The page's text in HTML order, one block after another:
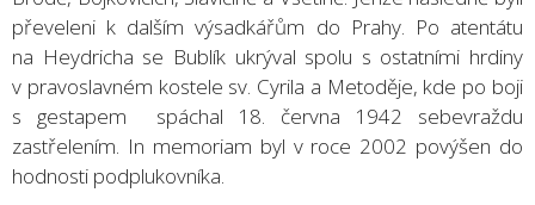
převeleni k dalším výsadkářům do Prahy. Po atentátu
na Heydricha se Bublík ukrýval spolu s ostatními hrdiny
v pravoslavném kostele sv. Cyrila a Metoděje, kde po boji
s gestapem spáchal 18. června 1942 sebevraždu
zastřelením. In memoriam byl v roce 2002 povýšen do
hodnosti podplukovníka.